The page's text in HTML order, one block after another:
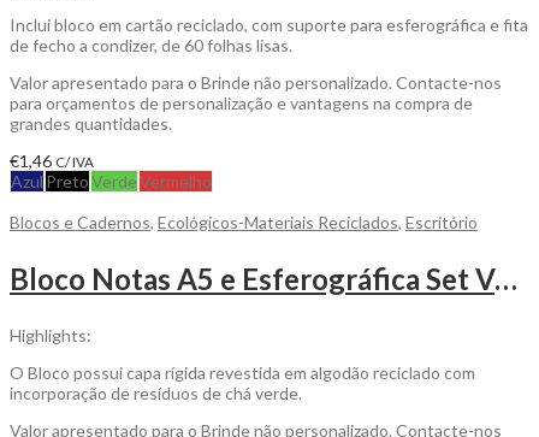
Inclui bloco em cartão reciclado, com suporte para esferográfica e fita
de fecho a condizer, de 60 folhas lisas.
Valor apresentado para o Brinde não personalizado. Contacte-nos
para orçamentos de personalização e vantagens na compra de
grandes quantidades.
€1,46 C/ IVA
Azul PretoVerdeVermelho
Blocos e Cadernos, Ecológicos-Materiais Reciclados, Escritório
Bloco Notas A5 e Esferográfica Set Vercotthé Ecológico para Personalizar
Highlights:
O Bloco possui capa rígida revestida em algodão reciclado com
incorporação de resíduos de chá verde.
Valor apresentado para o Brinde não personalizado. Contacte-nos